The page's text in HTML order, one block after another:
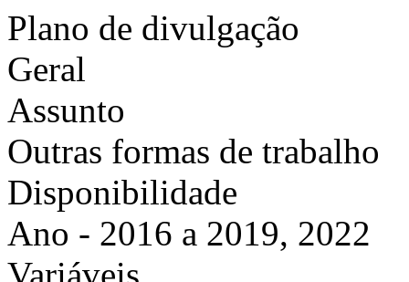
Plano de divulgação
Geral
Assunto
Outras formas de trabalho
Disponibilidade
Ano - 2016 a 2019, 2022